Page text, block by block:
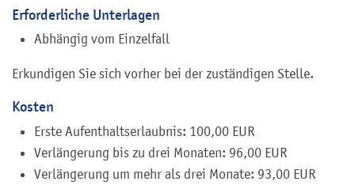
Erforderliche Unterlagen
Abhängig vom Einzelfall
Erkundigen Sie sich vorher bei der zuständigen Stelle.
Kosten
Erste Aufenthaltserlaubnis: 100,00 EUR
Verlängerung bis zu drei Monaten: 96,00 EUR
Verlängerung um mehr als drei Monate: 93,00 EUR